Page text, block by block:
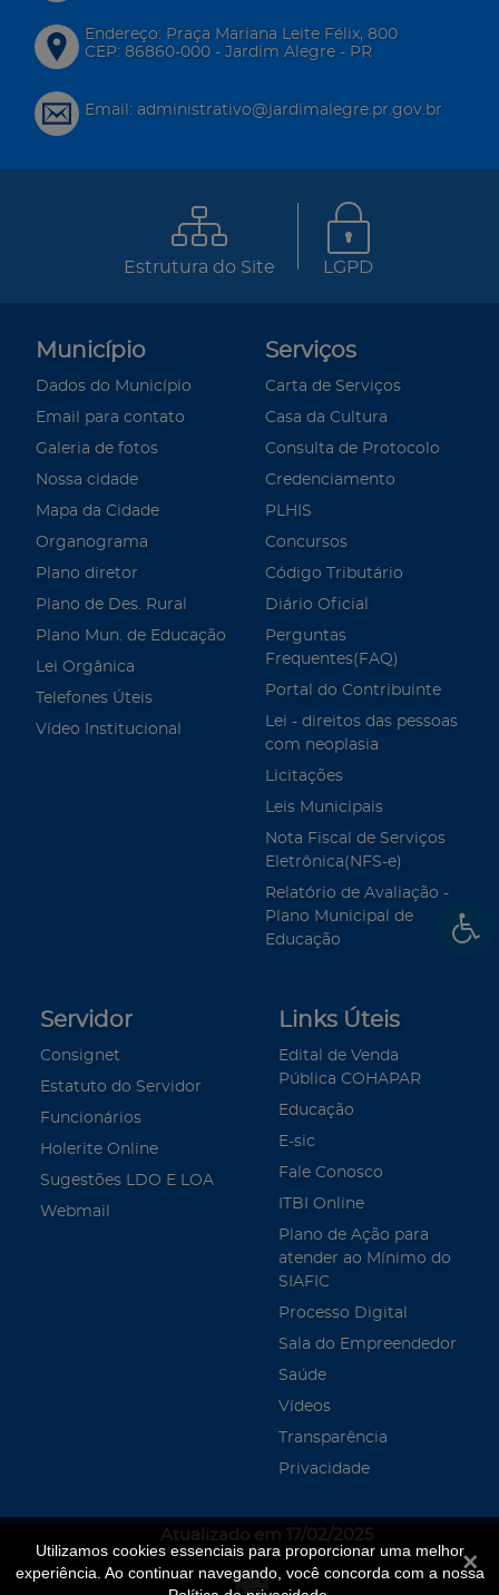
Utilizamos cookies essenciais para proporcionar uma melhor
experiência. Ao continuar navegando, você concorda com a nossa
Endereço: Praça Mariana Leite Félix, 800
CEP: 86860-000 - Jardim Alegre - PR
Email: administrativo@jardimalegre.pr.gov.br
Estrutura do Site LGPD
Município
Dados do Município
Email para contato
Galeria de fotos
Nossa cidade
Mapa da Cidade
Organograma
Plano diretor
Plano de Des. Rural
Plano Mun. de Educação
Lei Orgânica
Telefones Úteis
Vídeo Institucional
Serviços
Carta de Serviços
Casa da Cultura
Consulta de Protocolo
Credenciamento
PLHIS
Concursos
Código Tributário
Diário Oficial
Perguntas
Frequentes(FAQ)
Portal do Contribuinte
Lei - direitos das pessoas
com neoplasia
Licitações
Leis Municipais
Nota Fiscal de Serviços
Eletrônica(NFS-e)
Relatório de Avaliação -
Plano Municipal de
Educação
Servidor
Consignet
Estatuto do Servidor
Funcionários
Holerite Online
Sugestões LDO E LOA
Webmail
Links Úteis
Edital de Venda
Pública COHAPAR
Educação
E-sic
Fale Conosco
ITBI Online
Plano de Ação para
atender ao Mínimo do
SIAFIC
Processo Digital
Sala do Empreendedor
Saúde
Vídeos
Transparência
Privacidade
Atualizado em 17/02/2025